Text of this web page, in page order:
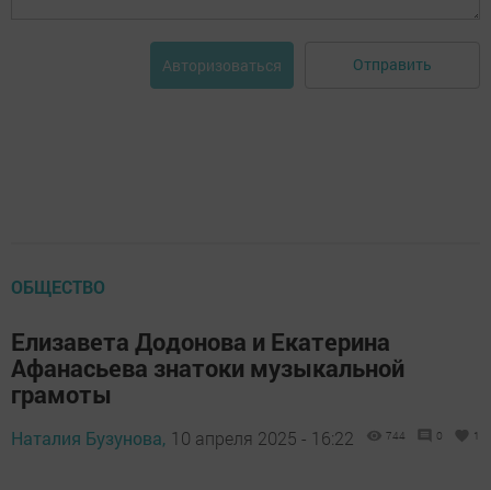
Авторизоваться Отправить
ОБЩЕСТВО
Елизавета Додонова и Екатерина
Афанасьева знатоки музыкальной
грамоты
Наталия Бузунова, 10 апреля 2025 - 16:22 744 0 1